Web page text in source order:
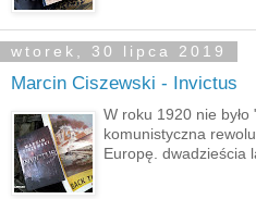
wtorek, 30 lipca 2019
Marcin Ciszewski - Invictus
W roku 1920 nie było
komunistyczna
Europę. dwadzieścia